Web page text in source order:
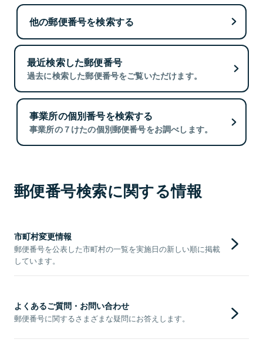
他の郵便番号を検索する
最近検索した郵便番号
過去に検索した郵便番号をご覧いただけます。
事業所の個別番号を検索する
事業所の７けたの個別郵便番号をお調べします。
郵便番号検索に関する情報
市町村変更情報
郵便番号を公表した市町村の一覧を実施日の新しい順に掲載
しています。
よくあるご質問・お問い合わせ
郵便番号に関するさまざまな疑問にお答えします。